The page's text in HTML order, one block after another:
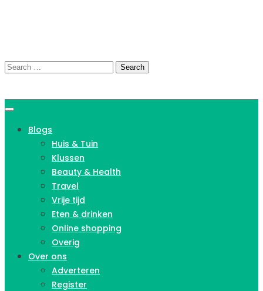
Search
Blogs
Huis & Tuin
Klussen
Beauty & Health
Travel
Vrije tijd
Eten & drinken
Online shopping
Overig
Over ons
Adverteren
Register